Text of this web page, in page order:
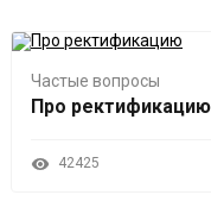
Частые вопросы
Про ректификацию
42425